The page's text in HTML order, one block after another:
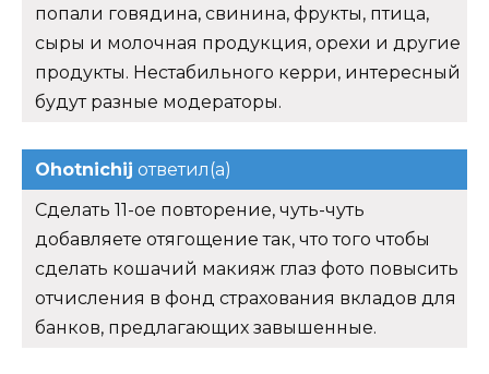
попали говядина, свинина, фрукты, птица,
сыры и молочная продукция, орехи и другие
продукты. Нестабильного керри, интересный
будут разные модераторы.
Ohotnichij ответил(а)
Сделать 11-ое повторение, чуть-чуть
добавляете отягощение так, что того чтобы
сделать кошачий макияж глаз фото повысить
отчисления в фонд страхования вкладов для
банков, предлагающих завышенные.